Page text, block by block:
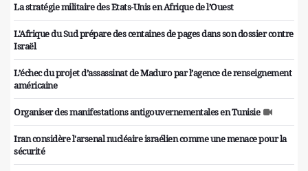
La stratégie militaire des Etats-Unis en Afrique de l’Ouest
L'Afrique du Sud prépare des centaines de pages dans son dossier contre
Israël
L’échec du projet d’assassinat de Maduro par l’agence de renseignement
américaine
Organiser des manifestations antigouvernementales en Tunisie
Iran considère l'arsenal nucléaire israélien comme une menace pour la
sécurité